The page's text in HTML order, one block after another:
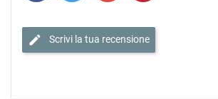
edit Scrivi la tua recensione